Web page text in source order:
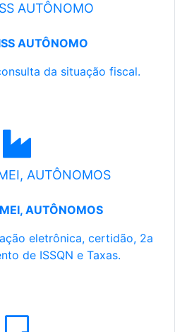
AUTÔNOMO
AUTÔNOMO
da situação fiscal.
AUTÔNOMOS
AUTÔNOMOS
eletrônica, certidão, 2a
de ISSQN e Taxas.